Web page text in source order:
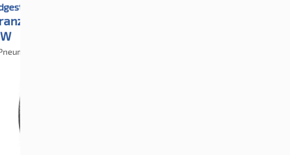
6 XL FSL * MO
estivi